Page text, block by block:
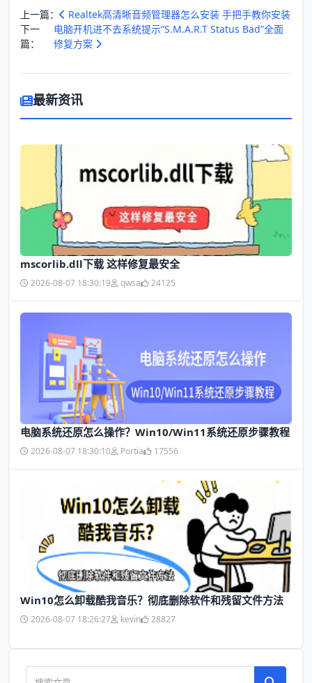
上一篇：
Realtek高清晰音频管理器怎么安装 手把手教你安装
下一
篇：
电脑开机进不去系统提示“S.M.A.R.T Status Bad”全面
修复方案
最新资讯
mscorlib.dll下载 这样修复最安全
2026-08-07 18:30:19 qwsa 24125
电脑系统还原怎么操作？Win10/Win11系统还原步骤教程
2026-08-07 18:30:10 Portia 17556
Win10怎么卸载酷我音乐？彻底删除软件和残留文件方法
2026-08-07 18:26:27 kevin 28827